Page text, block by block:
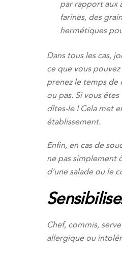
par rapport aux
farines, des
hermétiques
Dans tous les cas,
ce que vous
prenez le temps de
ou pas. Si vous
dîtes-le ! Cela met
établissement.
Enfin, en cas de
ne pas simplement
d’une salade ou le
Chef, commis,
allergique ou